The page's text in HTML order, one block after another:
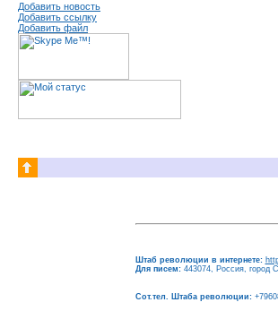
Добавить новость
Добавить ссылку
Добавить файл
Штаб революции в интернете:
Для писем:443074, Россия, город
Сот.тел. Штаба революции: